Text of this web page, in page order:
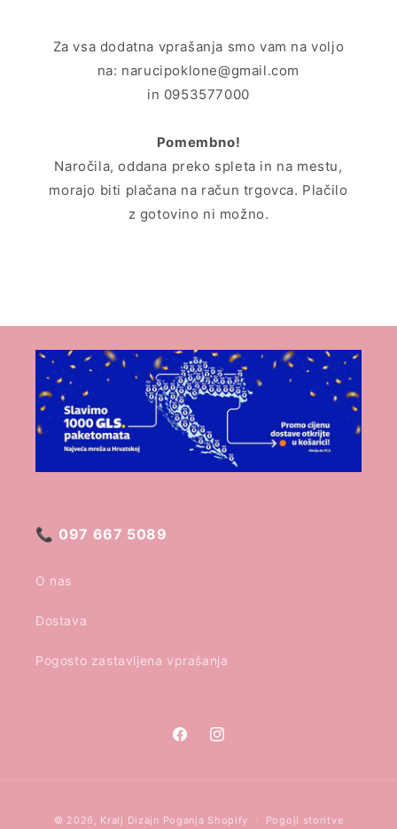
Za vsa dodatna vprašanja smo vam na voljo
na: narucipoklone@gmail.com
in 0953577000
Pomembno!
Naročila, oddana preko spleta in na mestu,
morajo biti plačana na račun trgovca. Plačilo
z gotovino ni možno.
📞 097 667 5089
O nas
Dostava
Pogosto zastavljena vprašanja
FacebookInstagram
© 2026, Kralj Dizajn Poganja Shopify Pogoji storitve